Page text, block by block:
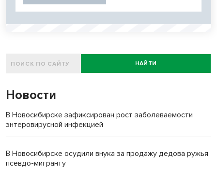
НАЙТИ
Новости
В Новосибирске зафиксирован рост заболеваемости
энтеровирусной инфекцией
В Новосибирске осудили внука за продажу дедова ружья
псевдо-мигранту